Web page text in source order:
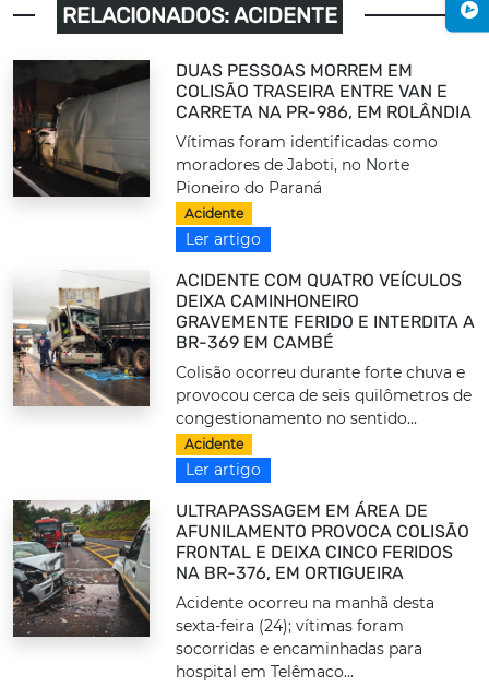
RELACIONADOS: ACIDENTE
DUAS PESSOAS MORREM EM
COLISÃO TRASEIRA ENTRE VAN E
CARRETA NA PR-986, EM ROLÂNDIA
Vítimas foram identificadas como
moradores de Jaboti, no Norte
Pioneiro do Paraná
Acidente
Ler artigo
ACIDENTE COM QUATRO VEÍCULOS
DEIXA CAMINHONEIRO
GRAVEMENTE FERIDO E INTERDITA A
BR-369 EM CAMBÉ
Colisão ocorreu durante forte chuva e
provocou cerca de seis quilômetros de
congestionamento no sentido...
Acidente
Ler artigo
ULTRAPASSAGEM EM ÁREA DE
AFUNILAMENTO PROVOCA COLISÃO
FRONTAL E DEIXA CINCO FERIDOS
NA BR-376, EM ORTIGUEIRA
Acidente ocorreu na manhã desta
sexta-feira (24); vítimas foram
socorridas e encaminhadas para
hospital em Telêmaco...